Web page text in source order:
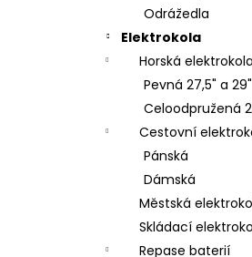
Odrážedla
Elektrokola
Horská elektrokola
Pevná 27,5" a 29"
Celoodpružená
Cestovní
Pánská
Dámská
Městská
Skládací
Repase baterií